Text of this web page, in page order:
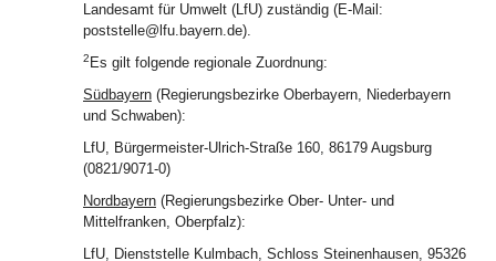
Landesamt für Umwelt (LfU) zuständig (E-Mail:
poststelle@lfu.bayern.de).
2 Es gilt folgende regionale Zuordnung:
Südbayern (Regierungsbezirke Oberbayern, Niederbayern
und Schwaben):
LfU, Bürgermeister-Ulrich-Straße 160, 86179 Augsburg
(0821/9071-0)
Nordbayern (Regierungsbezirke Ober- Unter- und
Mittelfranken, Oberpfalz):
LfU, Dienststelle Kulmbach, Schloss Steinenhausen, 95326